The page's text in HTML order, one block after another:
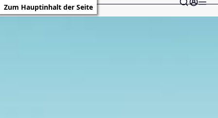
Zum Hauptinhalt der Seite